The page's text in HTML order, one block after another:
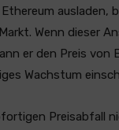
ausladen,
Wenn dieser
er den Preis von
Wachstum
Preisabfall